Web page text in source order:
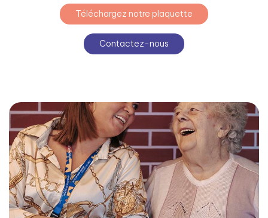
Téléchargez notre plaquette
Contactez-nous